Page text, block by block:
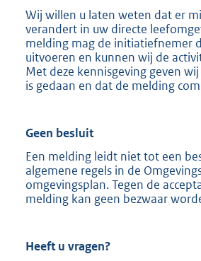
Wij willen u laten weten dat er
verandert in uw directe
melding mag de initiatiefnemer
uitvoeren en kunnen wij de
Met deze kennisgeving geven
is gedaan en dat de melding
Geen besluit
Een melding leidt niet tot een
algemene regels in de
omgevingsplan. Tegen de
melding kan geen bezwaar
Heeft u vragen?